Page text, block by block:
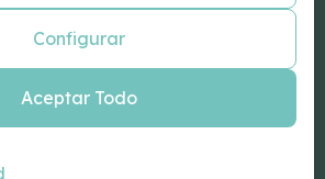
Configurar
Aceptar Todo